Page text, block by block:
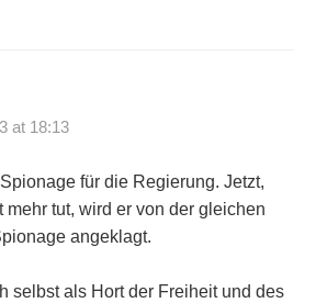
at 18:13
für die Regierung. Jetzt,
mehr tut, wird er von der gleichen
angeklagt.
selbst als Hort der Freiheit und des